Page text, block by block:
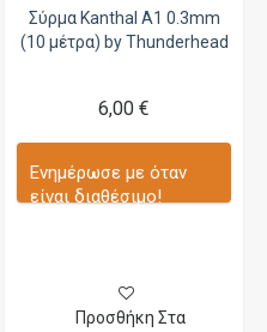
Σύρμα Kanthal A1 0.3mm
(10 μέτρα) by Thunderhead
6,00 €
Ενημέρωσε με όταν
είναι διαθέσιμο!
Προσθήκη Στα